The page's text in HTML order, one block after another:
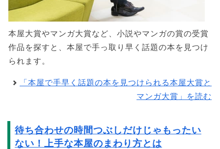
本屋大賞やマンガ大賞など、小説やマンガの賞の受賞
作品を探すと、本屋で手っ取り早く話題の本を見つけ
られます。
「本屋で手早く話題の本を見つけられる本屋大賞と
マンガ大賞」を読む
待ち合わせの時間つぶしだけじゃもったい
ない！上手な本屋のまわり方とは